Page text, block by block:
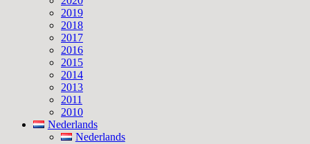
2019
2018
2017
2016
2015
2014
2013
2011
2010
Nederlands
Nederlands